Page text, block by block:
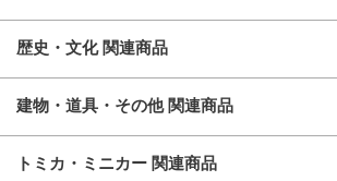
歴史・文化 関連商品
建物・道具・その他 関連商品
トミカ・ミニカー 関連商品